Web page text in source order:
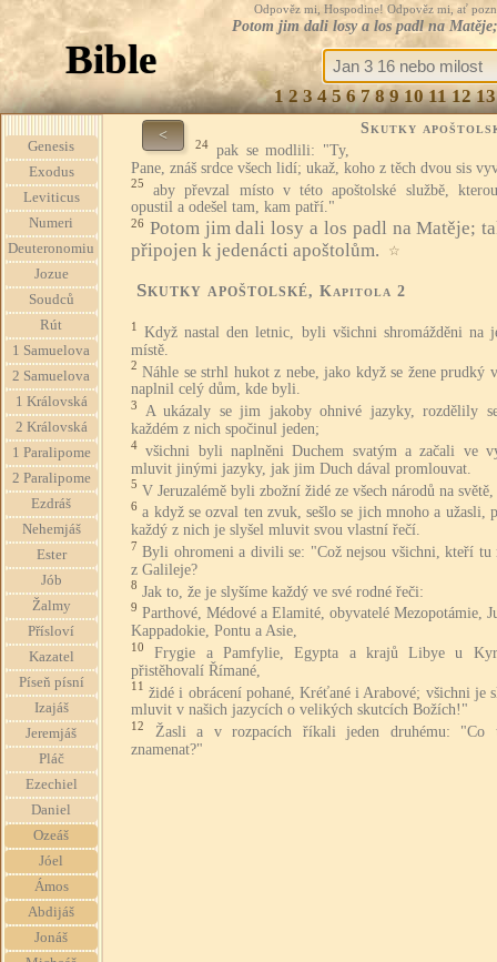
Odpověz mi, Hospodine! Odpověz mi, ať
Potom jim dali losy a los padl na
Bible
1 2 3 4 5 6 7 8 9 10 11 12 13
Genesis
Exodus
Leviticus
Numeri
Deuteronomiu
Jozue
Soudců
Rút
1 Samuelova
2 Samuelova
1 Královská
2 Královská
1 Paralipome
2 Paralipome
Ezdráš
Nehemjáš
Ester
Jób
Žalmy
Přísloví
Kazatel
Píseň písní
Izajáš
Jeremjáš
Pláč
Ezechiel
Daniel
Ozeáš
Jóel
Ámos
Abdijáš
Jonáš
< Skutky
24 pak se modlili: "Ty,
Pane, znáš srdce všech lidí; ukaž, koho z těch dvou sis
25
aby převzal místo v této apoštolské službě,
opustil a odešel tam, kam patří."
26 Potom jim dali losy a los padl na Matěje;
připojen k jedenácti apoštolům.
☆
Skutky apoštolské, Kapitola 2
1
Když nastal den letnic, byli všichni shromážděni na
místě.
2 Náhle se strhl hukot z nebe, jako když se žene prudký
naplnil celý dům, kde byli.
3
A ukázaly se jim jakoby ohnivé jazyky, rozdělily
každém z nich spočinul jeden;
4
všichni byli naplněni Duchem svatým a začali ve
mluvit jinými jazyky, jak jim Duch dával promlouvat.
5 V Jeruzalémě byli zbožní židé ze všech národů na světě,
6 a když se ozval ten zvuk, sešlo se jich mnoho a užasli,
každý z nich je slyšel mluvit svou vlastní řečí.
7 Byli ohromeni a divili se: "Což nejsou všichni, kteří tu
z Galileje?
8 Jak to, že je slyšíme každý ve své rodné řeči:
9 Parthové, Médové a Elamité, obyvatelé Mezopotámie,
Kappadokie, Pontu a Asie,
10
Frygie a Pamfylie, Egypta a krajů Libye u
přistěhovalí Římané,
11 židé i obrácení pohané, Kréťané i Arabové; všichni je
mluvit v našich jazycích o velikých skutcích Božích!"
12
Žasli a v rozpacích říkali jeden druhému: "Co
znamenat?"